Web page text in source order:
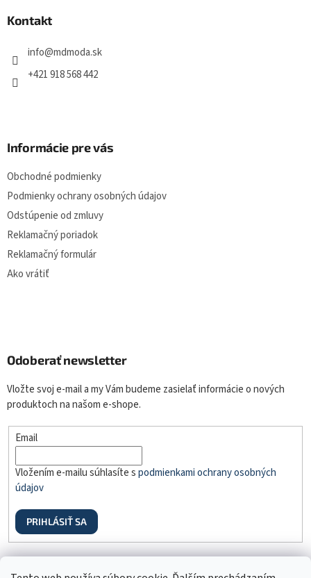
Kontakt
info@mdmoda.sk
+421 918 568 442
Informácie pre vás
Obchodné podmienky
Podmienky ochrany osobných údajov
Odstúpenie od zmluvy
Reklamačný poriadok
Reklamačný formulár
Ako vrátiť
Odoberať newsletter
Vložte svoj e-mail a my Vám budeme zasielať informácie o nových
produktoch na našom e-shope.
Email
Vložením e-mailu súhlasíte spodmienkami ochrany osobných
údajov
PRIHLÁSIŤ SA